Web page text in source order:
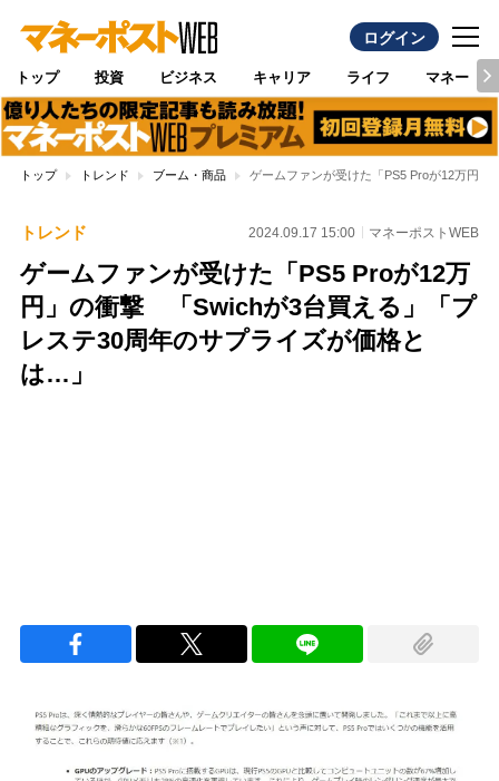
ログイン
トップ 投資 ビジネス キャリア ライフ マネー
トップ トレンド ブーム・商品 ゲームファンが受けた「PS5 Proが12万円
トレンド 2024.09.17 15:00 マネーポストWEB
ゲームファンが受けた「PS5 Proが12万
円」の衝撃 「Swichが3台買える」「プ
レステ30周年のサプライズが価格と
は…」